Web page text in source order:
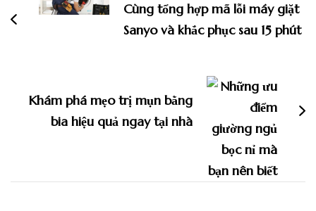
viết
Cùng tổng hợp mã lỗi máy giặt
Sanyo và khắc phục sau 15 phút
Khám phá mẹo trị mụn bằng
bia hiệu quả ngay tại nhà